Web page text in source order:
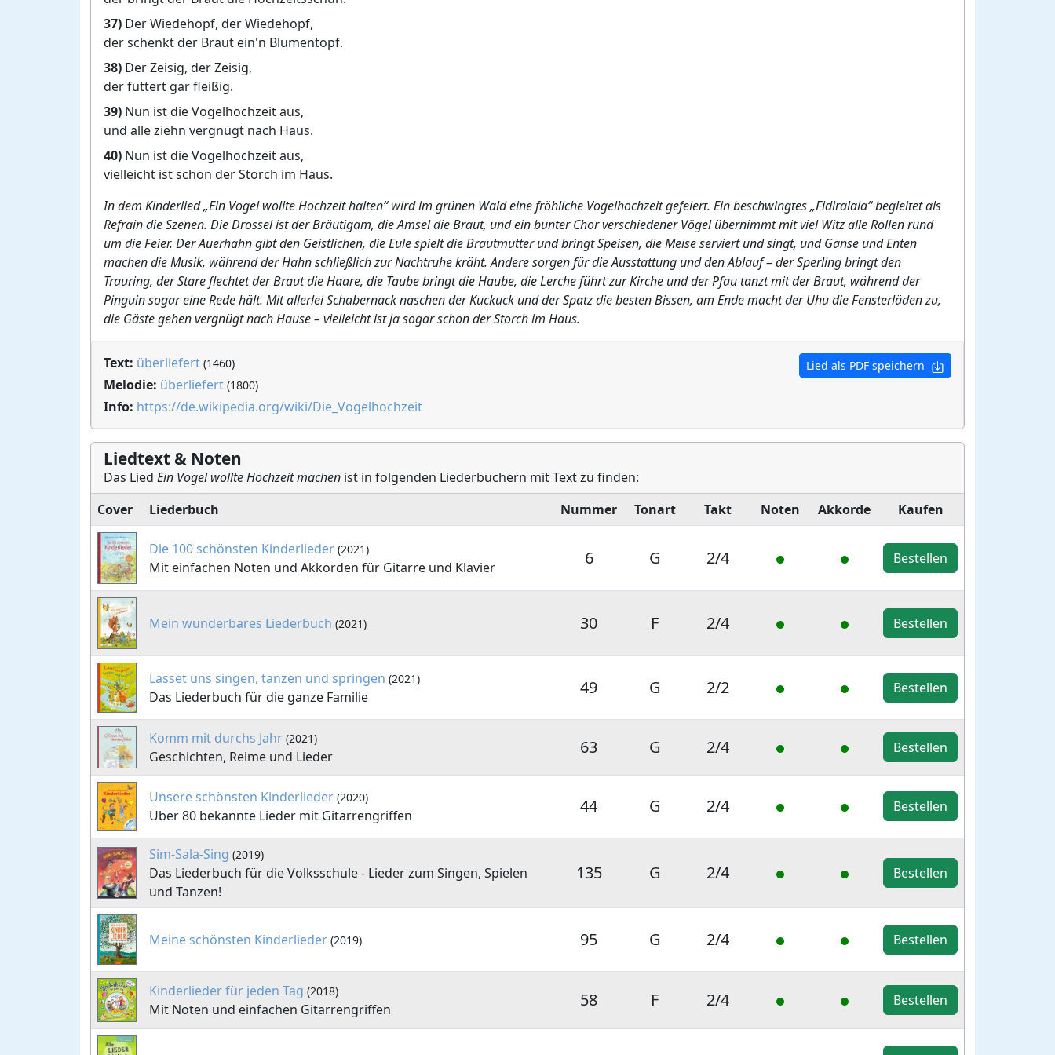
37) Der Wiedehopf, der Wiedehopf,
der schenkt der Braut ein'n Blumentopf.
38) Der Zeisig, der Zeisig,
der futtert gar fleißig.
39) Nun ist die Vogelhochzeit aus,
und alle ziehn vergnügt nach Haus.
40) Nun ist die Vogelhochzeit aus,
vielleicht ist schon der Storch im Haus.
In dem Kinderlied „Ein Vogel wollte Hochzeit halten“ wird im grünen Wald eine fröhliche Vogelhochzeit gefeiert. Ein beschwingtes „Fidiralala“ begleitet als
Refrain die Szenen. Die Drossel ist der Bräutigam, die Amsel die Braut, und ein bunter Chor verschiedener Vögel übernimmt mit viel Witz alle Rollen rund
um die Feier. Der Auerhahn gibt den Geistlichen, die Eule spielt die Brautmutter und bringt Speisen, die Meise serviert und singt, und Gänse und Enten
machen die Musik, während der Hahn schließlich zur Nachtruhe kräht. Andere sorgen für die Ausstattung und den Ablauf – der Sperling bringt den
Trauring, der Stare flechtet der Braut die Haare, die Taube bringt die Haube, die Lerche führt zur Kirche und der Pfau tanzt mit der Braut, während der
Pinguin sogar eine Rede hält. Mit allerlei Schabernack naschen der Kuckuck und der Spatz die besten Bissen, am Ende macht der Uhu die Fensterläden zu,
die Gäste gehen vergnügt nach Hause – vielleicht ist ja sogar schon der Storch im Haus.
Lied als PDF speichern
Text: überliefert (1460)
Melodie: überliefert (1800)
Info: https://de.wikipedia.org/wiki/Die_Vogelhochzeit
Liedtext & Noten
Das Lied Ein Vogel wollte Hochzeit machen ist in folgenden Liederbüchern mit Text zu finden:
Cover
Liederbuch Nummer Tonart Takt Noten Akkorde Kaufen
Die 100 schönsten Kinderlieder (2021)
Mit einfachen Noten und Akkorden für Gitarre und Klavier 6 G 2/4 Bestellen
Mein wunderbares Liederbuch (2021) 30 F 2/4 Bestellen
Lasset uns singen, tanzen und springen (2021)
Das Liederbuch für die ganze Familie 49 G 2/2 Bestellen
Komm mit durchs Jahr (2021)
Geschichten, Reime und Lieder 63 G 2/4 Bestellen
Unsere schönsten Kinderlieder (2020)
Über 80 bekannte Lieder mit Gitarrengriffen 44 G 2/4 Bestellen
Sim-Sala-Sing (2019)
Das Liederbuch für die Volksschule - Lieder zum Singen, Spielen
und Tanzen!
135 G 2/4 Bestellen
Meine schönsten Kinderlieder (2019) 95 G 2/4 Bestellen
Kinderlieder für jeden Tag (2018)
Mit Noten und einfachen Gitarrengriffen 58 F 2/4 Bestellen